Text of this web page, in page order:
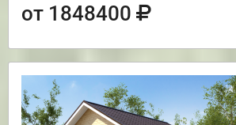
от 1848400